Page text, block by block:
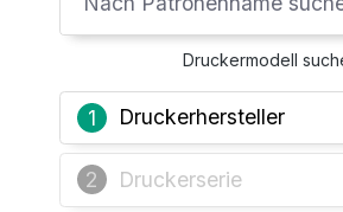
Druckermodell
1 Druckerhersteller
2 Druckerserie